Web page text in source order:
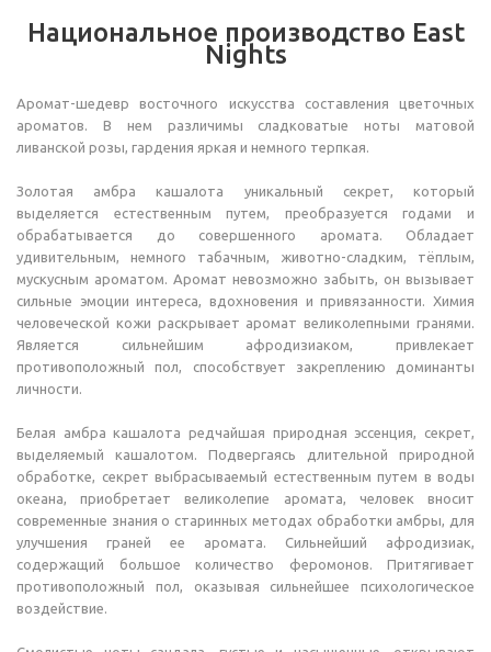
Национальное производство East
Nights
Аромат-шедевр восточного искусства составления цветочных
ароматов. В нем различимы сладковатые ноты матовой
ливанской розы, гардения яркая и немного терпкая.
Золотая амбра кашалота уникальный секрет, который
выделяется естественным путем, преобразуется годами и
обрабатывается до совершенного аромата. Обладает
удивительным, немного табачным, животно-сладким, тёплым,
мускусным ароматом. Аромат невозможно забыть, он вызывает
сильные эмоции интереса, вдохновения и привязанности. Химия
человеческой кожи раскрывает аромат великолепными гранями.
Является сильнейшим афродизиаком, привлекает
противоположный пол, способствует закреплению доминанты
личности.
Белая амбра кашалота редчайшая природная эссенция, секрет,
выделяемый кашалотом. Подвергаясь длительной природной
обработке, секрет выбрасываемый естественным путем в воды
океана, приобретает великолепие аромата, человек вносит
современные знания о старинных методах обработки амбры, для
улучшения граней ее аромата. Сильнейший афродизиак,
содержащий большое количество феромонов. Притягивает
противоположный пол, оказывая сильнейшее психологическое
воздействие.